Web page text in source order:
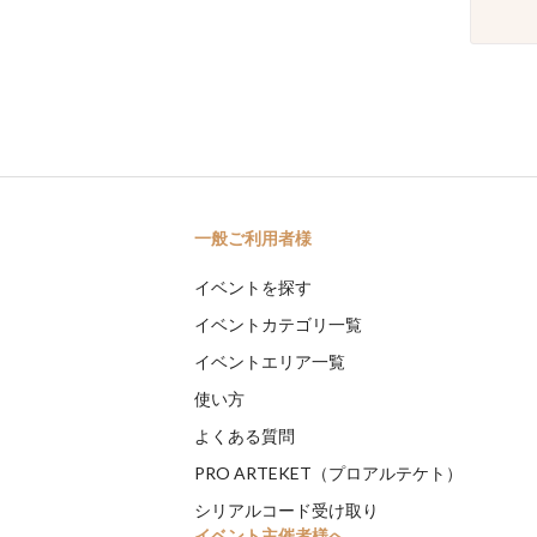
一般ご利用者様
イベントを探す
イベントカテゴリ一覧
イベントエリア一覧
使い方
よくある質問
PRO ARTEKET（プロアルテケト）
シリアルコード受け取り